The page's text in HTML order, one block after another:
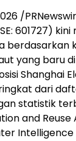
/
601727)
berdasarkan
yang baru
Shanghai
dari
statistik
and Reuse
Intelligence